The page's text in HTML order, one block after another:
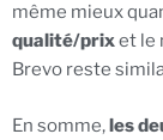
même mieux
qualité/prixet le
Brevo reste
En somme,les